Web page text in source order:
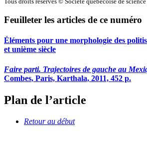
Feuilleter les articles de ce numéro
Éléments pour une morphologie des
et unième siècle
Faire parti. Trajectoires de gauche au
Combes, Paris, Karthala, 2011, 452 p.
Plan de l’article
Retour au début